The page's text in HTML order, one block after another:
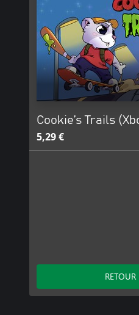
Cookie’s Trails
5,29 €